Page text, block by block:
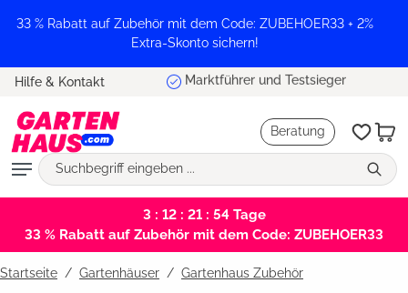
springen
33 % Rabatt auf Zubehör mit dem Code: ZUBEHOER33 + 2%
Extra-Skonto sichern!
Hilfe & Kontakt Marktführer und Testsieger
Beratung
3 : 12 : 21 : 53Tage
33 % Rabatt auf Zubehör mit dem Code: ZUBEHOER33
Startseite Gartenhäuser / Gartenhaus Zubehör